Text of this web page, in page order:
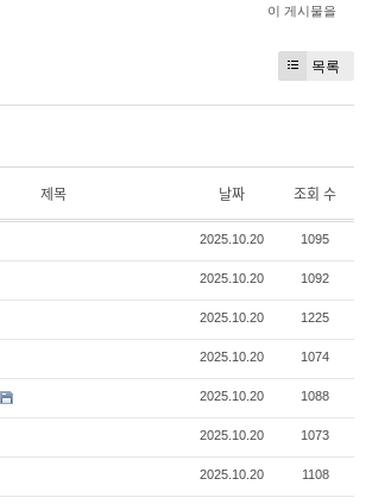
이 게시물을
목록
제목 날짜 조회 수
2025.10.20 1095
2025.10.20 1092
2025.10.20 1225
2025.10.20 1074
2025.10.20 1088
2025.10.20 1073
2025.10.20 1108